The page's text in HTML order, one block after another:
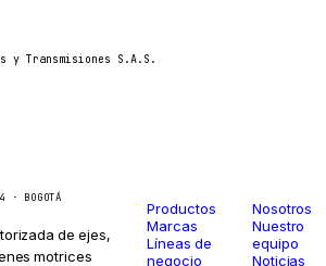
y Transmisiones S.A.S.
· BOGOTÁ
de ejes,
motrices
Productos
Marcas
Líneas de
negocio
Nosotros
Nuestro
equipo
Noticias